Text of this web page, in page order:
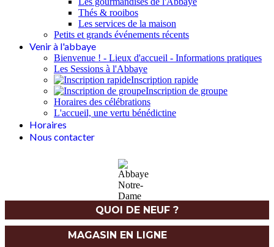
Thés & rooibos
Les services de la maison
Petits et grands événements récents
Venir à l'abbaye
Bienvenue ! - Lieux d'accueil - Informations pratiques
Les Sessions à l'Abbaye
Inscription rapide
Inscription de groupe
Horaires des célébrations
L'accueil, une vertu bénédictine
Horaires
Nous contacter
QUOI DE NEUF ?
MAGASIN EN LIGNE